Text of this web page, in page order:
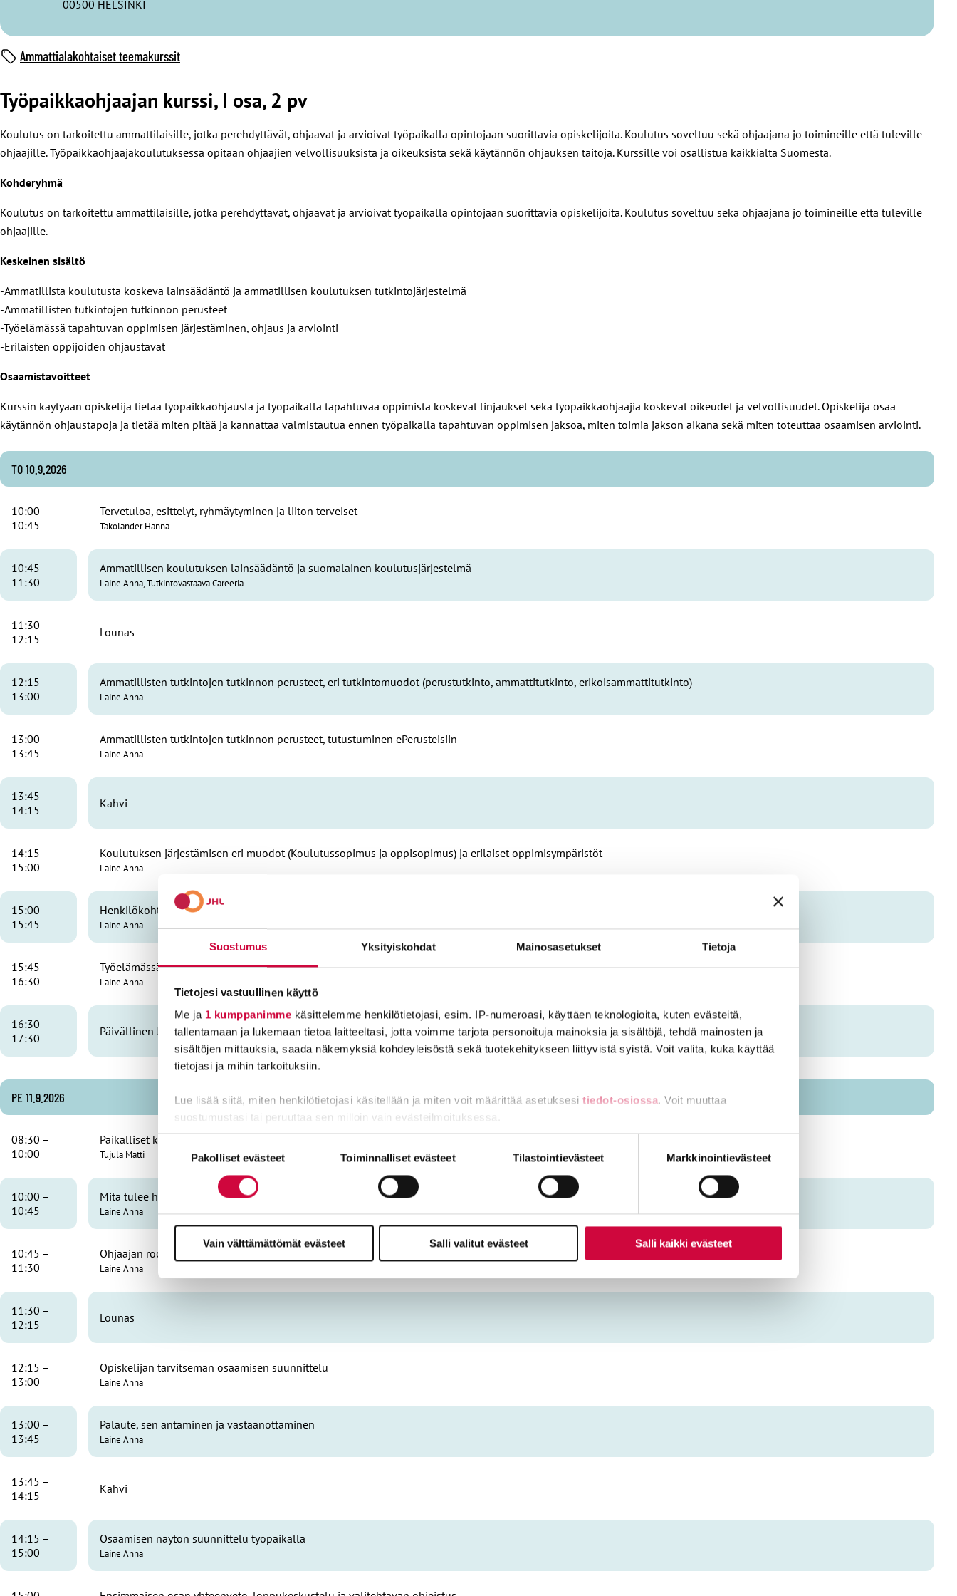
Suostumus Yksityiskohdat Mainosasetukset Tietoja
Tietojesi vastuullinen käyttö
Me ja 1 kumppanimme käsittelemme henkilötietojasi, esim. IP-numeroasi, käyttäen teknologioita, kuten evästeitä,
tallentamaan ja lukemaan tietoa laitteeltasi, jotta voimme tarjota personoituja mainoksia ja sisältöjä, tehdä mainosten ja
sisältöjen mittauksia, saada näkemyksiä kohdeyleisöstä sekä tuotekehitykseen liittyvistä syistä. Voit valita, kuka käyttää
tietojasi ja mihin tarkoituksiin.
Lue lisää siitä, miten henkilötietojasi käsitellään ja miten voit määrittää asetuksesi tiedot-osiossa. Voit muuttaa
suostumustasi tai peruuttaa sen milloin vain evästeilmoituksessa.
Evästeistä osa on välttämättömiä, osa sivuston toimintaa parantavia, ja osaa käytetään tilastointi- tai
Suostumuksen
Pakolliset evästeet Toiminnalliset evästeet Tilastointievästeet Markkinointievästeet
Vain välttämättömät evästeet Salli valitut evästeet Salli kaikki evästeet
Työpaikkaohjaajan kurssi, I osa, 2 pv
Koulutus on tarkoitettu ammattilaisille, jotka perehdyttävät, ohjaavat ja arvioivat työpaikalla opintojaan suorittavia opiskelijoita. Koulutus soveltuu sekä ohjaajana jo toimineille että tuleville
ohjaajille. Työpaikkaohjaajakoulutuksessa opitaan ohjaajien velvollisuuksista ja oikeuksista sekä käytännön ohjauksen taitoja. Kurssille voi osallistua kaikkialta Suomesta.
Kohderyhmä
Koulutus on tarkoitettu ammattilaisille, jotka perehdyttävät, ohjaavat ja arvioivat työpaikalla opintojaan suorittavia opiskelijoita. Koulutus soveltuu sekä ohjaajana jo toimineille että tuleville
ohjaajille.
Keskeinen sisältö
-Ammatillista koulutusta koskeva lainsäädäntö ja ammatillisen koulutuksen tutkintojärjestelmä
-Ammatillisten tutkintojen tutkinnon perusteet
-Työelämässä tapahtuvan oppimisen järjestäminen, ohjaus ja arviointi
-Erilaisten oppijoiden ohjaustavat
Osaamistavoitteet
Kurssin käytyään opiskelija tietää työpaikkaohjausta ja työpaikalla tapahtuvaa oppimista koskevat linjaukset sekä työpaikkaohjaajia koskevat oikeudet ja velvollisuudet. Opiskelija osaa
käytännön ohjaustapoja ja tietää miten pitää ja kannattaa valmistautua ennen työpaikalla tapahtuvan oppimisen jaksoa, miten toimia jakson aikana sekä miten toteuttaa osaamisen arviointi.
TO 10.9.2026
10:00 –
10:45
Tervetuloa, esittelyt, ryhmäytyminen ja liiton terveiset
Takolander Hanna
10:45 –
11:30
Ammatillisen koulutuksen lainsäädäntö ja suomalainen koulutusjärjestelmä
Laine Anna, Tutkintovastaava Careeria
11:30 –
12:15
Lounas
12:15 –
13:00
Ammatillisten tutkintojen tutkinnon perusteet, eri tutkintomuodot (perustutkinto, ammattitutkinto, erikoisammattitutkinto)
Laine Anna
13:00 –
13:45
Ammatillisten tutkintojen tutkinnon perusteet, tutustuminen ePerusteisiin
Laine Anna
13:45 –
14:15
Kahvi
14:15 –
15:00
Koulutuksen järjestämisen eri muodot (Koulutussopimus ja oppisopimus) ja erilaiset oppimisympäristöt
Laine Anna
15:00 –
15:45
Henkilökohtainen osaamisen kehittämissuunnitelma (HOKS) työssäoppimispaikan näkökulmasta
Laine Anna
15:45 –
16:30
Työelämässä oppimisen ja näytön prosessi Ensimmäisen päivän koonti ja keskustelua
Laine Anna
16:30 –
17:30
Päivällinen JHL-talossa, 2.krs Ravintola Hiidenkivi
PE 11.9.2026
08:30 –
10:00
Paikalliset käytännöt ja puitteet työpaikkaohjaamiseen
Tujula Matti
10:00 –
10:45
Mitä tulee huomioida ennen kuin opiskelija tulee työpaikalle?
Laine Anna
10:45 –
11:30
Ohjaajan rooli ja erilaisia tapoja ohjata
Laine Anna
11:30 –
12:15
Lounas
12:15 –
13:00
Opiskelijan tarvitseman osaamisen suunnittelu
Laine Anna
13:00 –
13:45
Palaute, sen antaminen ja vastaanottaminen
Laine Anna
13:45 –
14:15
Kahvi
14:15 –
15:00
Osaamisen näytön suunnittelu työpaikalla
Laine Anna
00500 HELSINKI
Ammattialakohtaiset teemakurssit